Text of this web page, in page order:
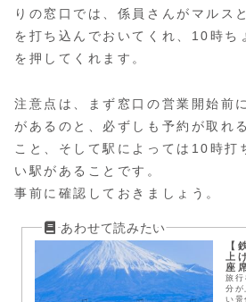
りの窓口では、係員さんがマルス
を打ち込んでおいてくれ、10時ち
を押してくれます。
注意点は、まず窓口の営業開始前
があるのと、必ずしも予約が取れ
こと、そして駅によっては10時打
い駅があることです。
事前に確認しておきましょう。
【
上
座
旅行
分が
い景